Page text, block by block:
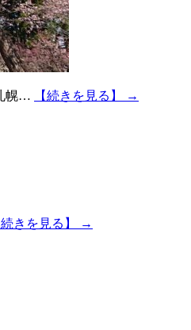
幌… 【続きを見る】 →
続きを見る】 →